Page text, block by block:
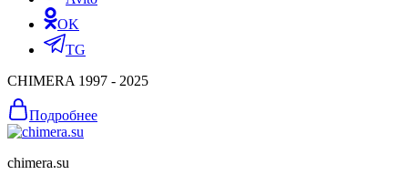
OK
TG
CHIMERA 1997 - 2025
Подробнее
chimera.su